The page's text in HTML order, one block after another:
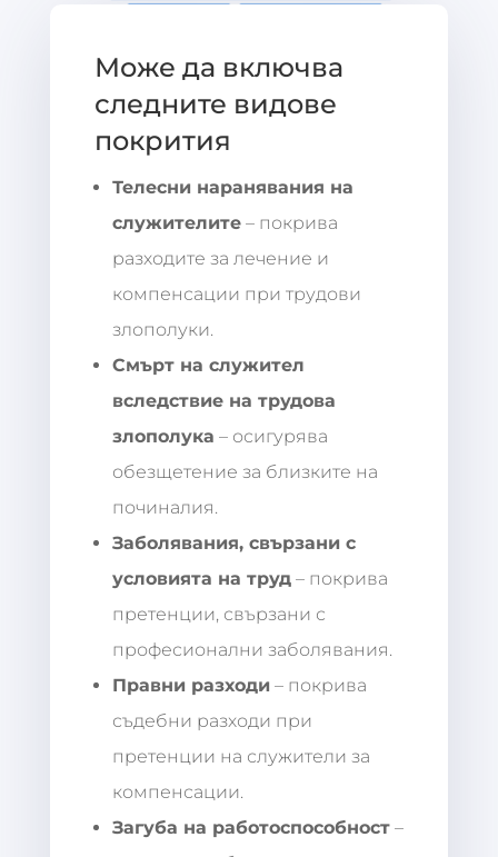
Може да включва
следните видове
покрития
Телесни наранявания на
служителите– покрива
разходите за лечение и
компенсации при трудови
злополуки.
Смърт на служител
вследствие на трудова
злополука – осигурява
обезщетение за близките на
починалия.
Заболявания, свързани с
условията на труд– покрива
претенции, свързани с
професионални заболявания.
Правни разходи– покрива
съдебни разходи при
претенции на служители за
компенсации.
Загуба на работоспособност–